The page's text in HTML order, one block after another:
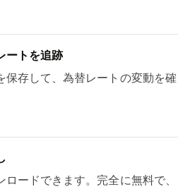
ートを追跡
保存して、為替レートの変動を確
ードできます。完全に無料で、